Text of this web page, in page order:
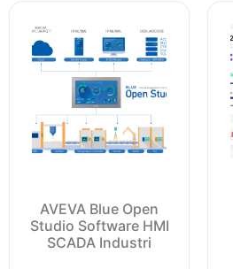
AVEVA Blue Open
Studio Software HMI
SCADA Industri